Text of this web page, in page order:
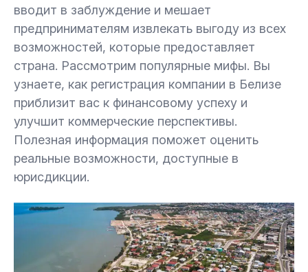
6. Миф №6: открыть компанию можно только
лично
7. Миф №6: бизнес в оффшоре приносит
локальную пользу
8. Заключение
вводит в заблуждение и мешает
предпринимателям извлекать выгоду из всех
возможностей, которые предоставляет
страна. Рассмотрим популярные мифы. Вы
узнаете, как регистрация компании в Белизе
приблизит вас к финансовому успеху и
улучшит коммерческие перспективы.
Полезная информация поможет оценить
реальные возможности, доступные в
юрисдикции.